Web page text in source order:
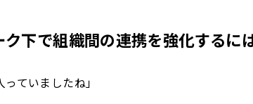
下で組織間の連携を強化するに
ていましたね」